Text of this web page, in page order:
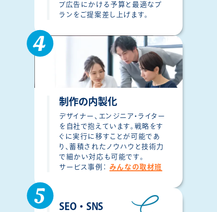
ブ広告にかける予算と最適なプ
ランをご提案差し上げます。
制作の内製化
デザイナー、エンジニア・ライター
を自社で抱えています。戦略をす
ぐに実行に移すことが可能であ
り、蓄積されたノウハウと技術力
で細かい対応も可能です。
サービス事例： みんなの取材班
SEO・SNS